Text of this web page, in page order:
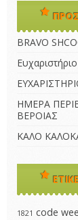
BRAVO
ΗΜΕΡΑ
ΒΕΡΟΙΑΣ
ΚΑΛΟ
1821 code